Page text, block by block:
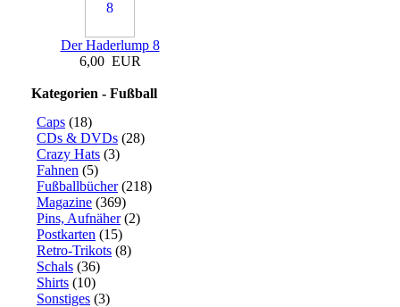
Der Haderlump 8
6,00 EUR
Kategorien - Fußball
Caps (18)
CDs & DVDs (28)
Crazy Hats (3)
Fahnen (5)
Fußballbücher(218)
Magazine (369)
Pins, Aufnäher(2)
Postkarten (15)
Retro-Trikots (8)
Schals (36)
Shirts (10)
Sonstiges (3)